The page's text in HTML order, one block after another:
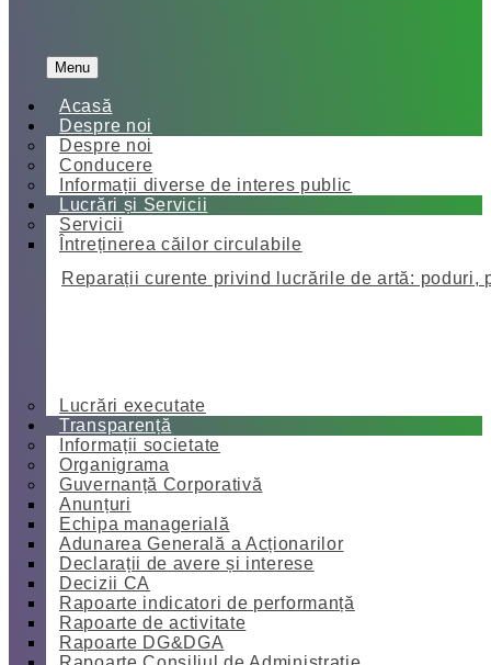
Menu
Acasă
Despre noi
Despre noi
Conducere
Informații diverse de interes public
Lucrări și Servicii
Servicii
Întreținerea căilor circulabile
Reparații curente privind lucrările de artă: poduri,
Lucrări executate
Transparență
Informații societate
Organigrama
Guvernanță Corporativă
Anunțuri
Echipa managerială
Adunarea Generală a Acționarilor
Declarații de avere și interese
Decizii CA
Rapoarte indicatori de performanță
Rapoarte de activitate
Rapoarte DG&DGA